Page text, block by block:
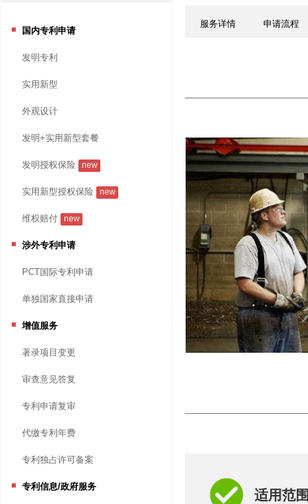
国内专利申请
发明专利
实用新型
外观设计
发明+实用新型套餐
发明授权保险 new
实用新型授权保险 new
维权赔付 new
涉外专利申请
PCT国际专利申请
单独国家直接申请
增值服务
著录项目变更
审查意见答复
专利申请复审
代缴专利年费
专利独占许可备案
专利信息/政府服务
服务详情 申请流程
适用范